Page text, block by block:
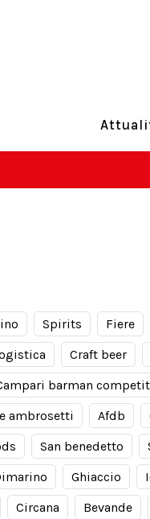
Spirits Fiere
Craft beer
barman
ambrosetti Afdb
San benedetto
Ghiaccio
Circana Bevande